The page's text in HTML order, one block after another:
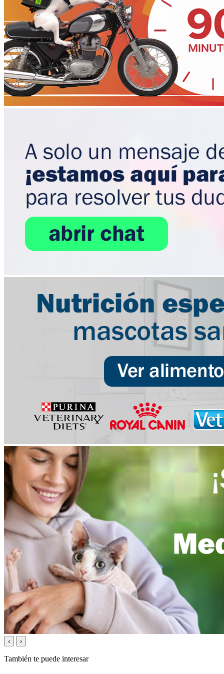
‹ ›
También te puede interesar